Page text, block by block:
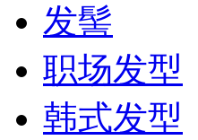
发髻
职场发型
韩式发型